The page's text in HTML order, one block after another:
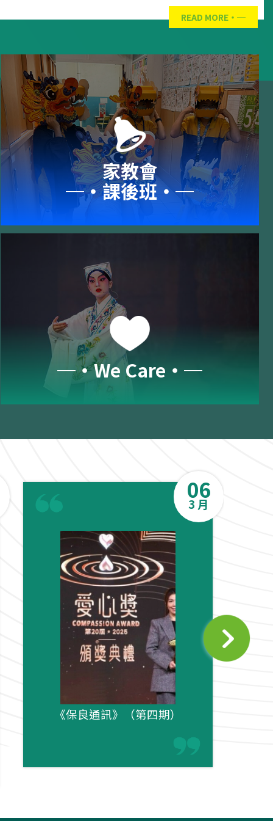
READ MORE
家教會
─‧課後班‧─
─‧We Care‧─
《保良通訊》（第四期）
06
3 月